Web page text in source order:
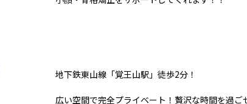
地下鉄東山線「覚王山駅」徒歩2分！
広い空間で完全プライベート！贅沢な時間を過